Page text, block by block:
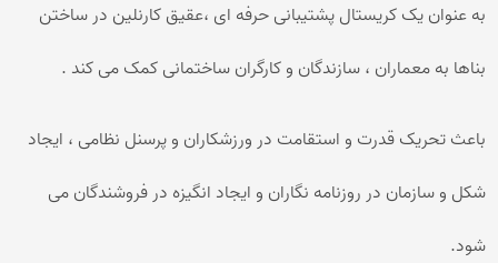
به عنوان یک کریستال پشتیبانی حرفه ای ،عقیق کارنلین در ساختن
بناها به معماران ، سازندگان و کارگران ساختمانی کمک می کند .
باعث تحریک قدرت و استقامت در ورزشکاران و پرسنل نظامی ، ایجاد
شکل و سازمان در روزنامه نگاران و ایجاد انگیزه در فروشندگان می
شود.